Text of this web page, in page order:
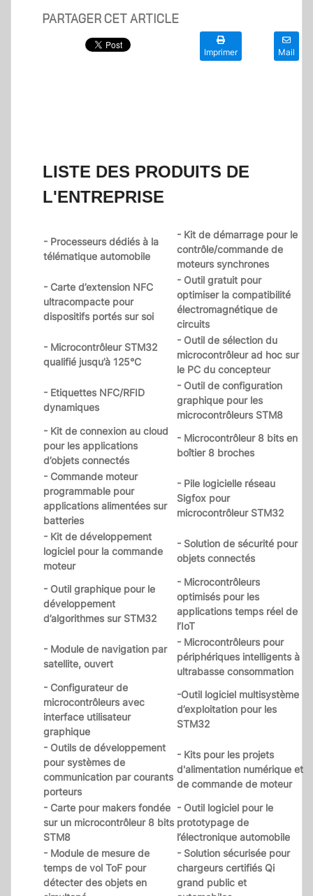
PARTAGER CET ARTICLE
Imprimer Mail
LISTE DES PRODUITS DE
L'ENTREPRISE
- Processeurs dédiés à la
télématique automobile
- Kit de démarrage pour le
contrôle/commande de
moteurs synchrones
- Carte d’extension NFC
ultracompacte pour
dispositifs portés sur soi
- Outil gratuit pour
optimiser la compatibilité
électromagnétique de
circuits
- Microcontrôleur STM32
qualifié jusqu’à 125°C
- Outil de sélection du
microcontrôleur ad hoc sur
le PC du concepteur
- Etiquettes NFC/RFID
dynamiques
- Outil de configuration
graphique pour les
microcontrôleurs STM8
- Kit de connexion au cloud
pour les applications
d’objets connectés
- Microcontrôleur 8 bits en
boîtier 8 broches
- Commande moteur
programmable pour
applications alimentées sur
batteries
- Pile logicielle réseau
Sigfox pour
microcontrôleur STM32
- Kit de développement
logiciel pour la commande
moteur
- Solution de sécurité pour
objets connectés
- Outil graphique pour le
développement
d’algorithmes sur STM32
- Microcontrôleurs
optimisés pour les
applications temps réel de
l’IoT
- Module de navigation par
satellite, ouvert
- Microcontrôleurs pour
périphériques intelligents à
ultrabasse consommation
- Configurateur de
microcontrôleurs avec
interface utilisateur
graphique
-Outil logiciel multisystème
d’exploitation pour les
STM32
- Outils de développement
pour systèmes de
communication par courants
porteurs
- Kits pour les projets
d'alimentation numérique et
de commande de moteur
- Carte pour makers fondée
sur un microcontrôleur 8 bits
STM8
- Outil logiciel pour le
prototypage de
l’électronique automobile
- Module de mesure de
temps de vol ToF pour
détecter des objets en
- Solution sécurisée pour
chargeurs certifiés Qi
grand public et